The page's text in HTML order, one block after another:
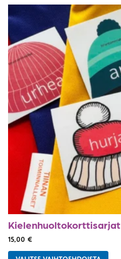
Kielenhuolto­korttisarjat
15,00 €